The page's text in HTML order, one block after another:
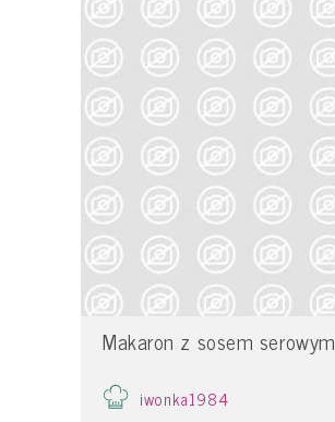
Makaron z sosem serowym
iwonka1984